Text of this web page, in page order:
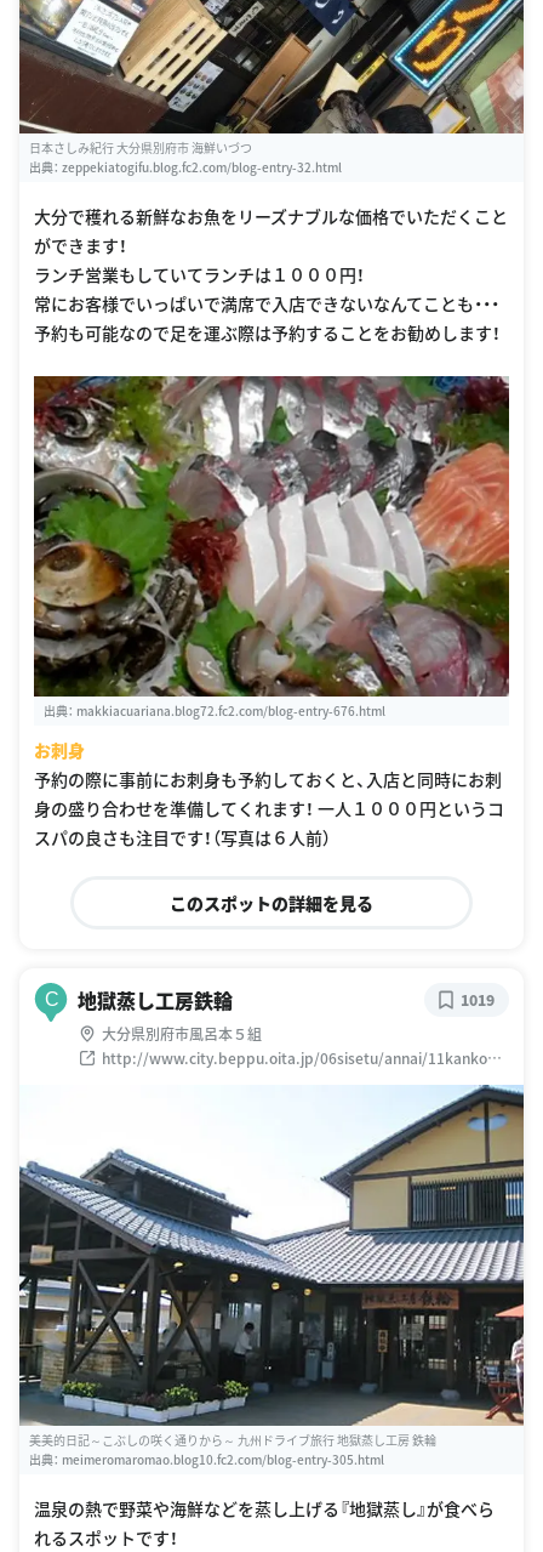
日本さしみ紀行 大分県別府市 海鮮いづつ
出典： zeppekiatogifu.blog.fc2.com/blog-entry-32.html
大分で穫れる新鮮なお魚をリーズナブルな価格でいただくこと
ができます！
ランチ営業もしていてランチは１０００円！
常にお客様でいっぱいで満席で入店できないなんてことも・・・
予約も可能なので足を運ぶ際は予約することをお勧めします！
出典： makkiacuariana.blog72.fc2.com/blog-entry-676.html
お刺身
予約の際に事前にお刺身も予約しておくと、入店と同時にお刺
身の盛り合わせを準備してくれます！ 一人１０００円というコ
スパの良さも注目です！（写真は６人前）
このスポットの詳細を見る
C 地獄蒸し工房鉄輪
大分県別府市風呂本５組
http://www.city.beppu.oita.jp/06sisetu/annai/11kankou/
1019
美美的日記～こぶしの咲く通りから～ 九州ドライブ旅行 地獄蒸し工房 鉄輪
出典： meimeromaromao.blog10.fc2.com/blog-entry-305.html
温泉の熱で野菜や海鮮などを蒸し上げる『地獄蒸し』が食べら
れるスポットです！